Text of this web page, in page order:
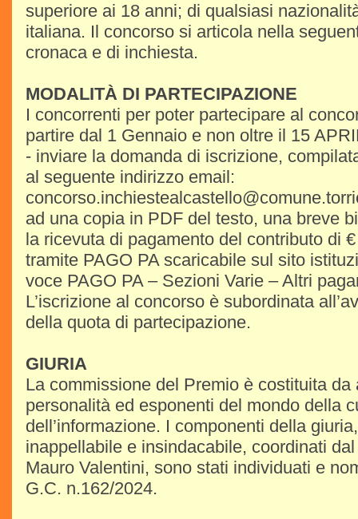
superiore ai 18 anni; di qualsiasi
italiana. Il concorso si articola nella
cronaca e di inchiesta.
MODALITÀ DI PARTECIPAZIONE
I concorrenti per poter partecipare al
partire dal 1 Gennaio e non oltre il 15
- inviare la domanda di iscrizione,
al seguente indirizzo email:
ad una copia in PDF del testo, una breve
la ricevuta di pagamento del contributo di
tramite PAGO PA scaricabile sul sito
voce PAGO PA – Sezioni Varie – Altri
L’iscrizione al concorso è subordinata
della quota di partecipazione.
GIURIA
La commissione del Premio è costituita da
personalità ed esponenti del mondo della
dell’informazione. I componenti della
inappellabile e insindacabile, coordinati
Mauro Valentini, sono stati individuati e
G.C. n.162/2024.